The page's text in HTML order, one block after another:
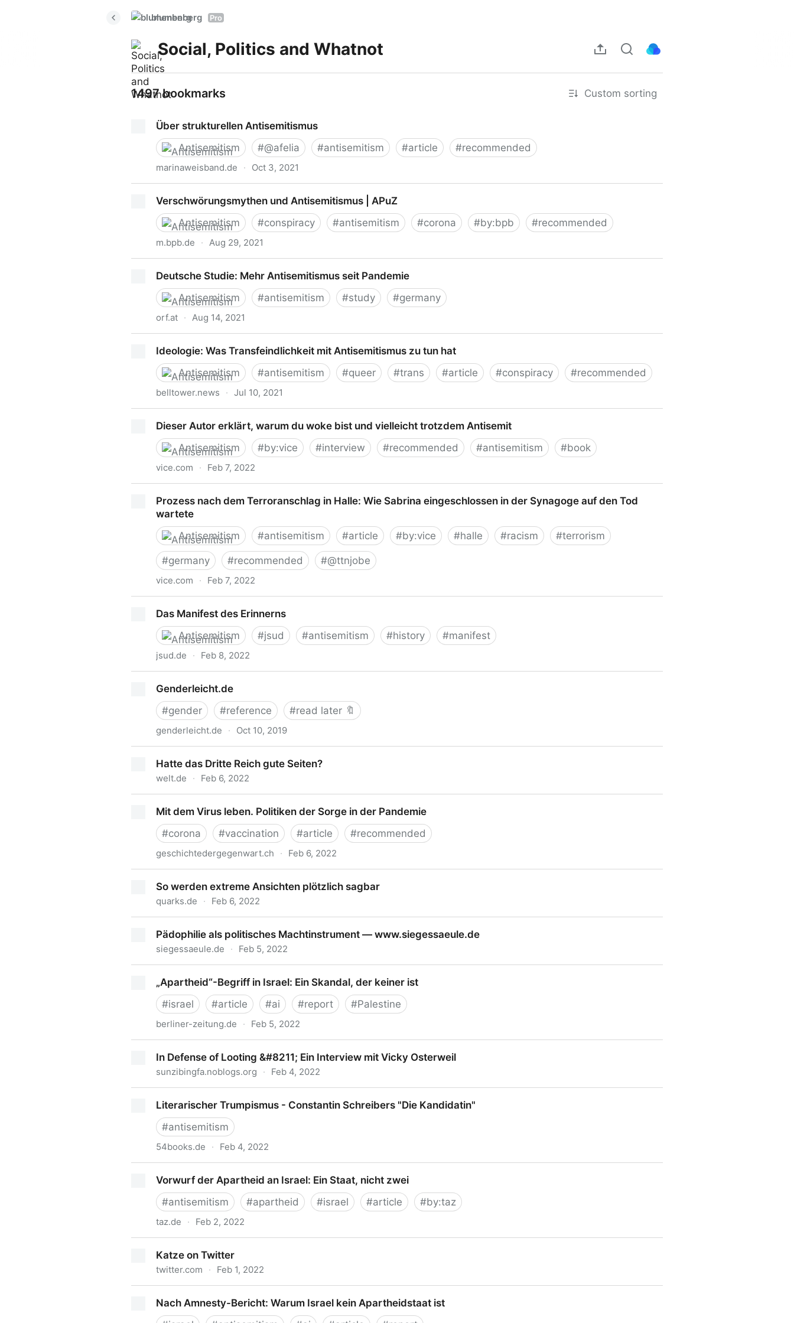
blumenberg Pro
Social, Politics and Whatnot
1497 bookmarks Custom sorting
Über strukturellen Antisemitismus
Antisemitism
#@afelia #antisemitism #article #recommended
marinaweisband.de · Oct 3, 2021
Verschwörungsmythen und Antisemitismus | APuZ
Antisemitism
#conspiracy #antisemitism #corona #by:bpb #recommended
m.bpb.de · Aug 29, 2021
Deutsche Studie: Mehr Antisemitismus seit Pandemie
Antisemitism
#antisemitism #study #germany
orf.at · Aug 14, 2021
Ideologie: Was Transfeindlichkeit mit Antisemitismus zu tun hat
Antisemitism
#antisemitism #queer #trans #article #conspiracy #recommended
belltower.news · Jul 10, 2021
Dieser Autor erklärt, warum du woke bist und vielleicht trotzdem Antisemit
Antisemitism
#by:vice #interview #recommended #antisemitism #book
vice.com · Feb 7, 2022
Prozess nach dem Terroranschlag in Halle: Wie Sabrina eingeschlossen in der Synagoge auf den Tod
wartete
Antisemitism
#antisemitism #article #by:vice #halle #racism #terrorism
#germany #recommended #@ttnjobe
vice.com · Feb 7, 2022
Das Manifest des Erinnerns
Antisemitism
#jsud #antisemitism #history #manifest
jsud.de · Feb 8, 2022
Genderleicht.de
#gender #reference #read later 🔖
genderleicht.de · Oct 10, 2019
Hatte das Dritte Reich gute Seiten?
welt.de · Feb 6, 2022
Mit dem Virus leben. Politiken der Sorge in der Pandemie
#corona #vaccination #article #recommended
geschichtedergegenwart.ch · Feb 6, 2022
So werden extreme Ansichten plötzlich sagbar
quarks.de · Feb 6, 2022
Pädophilie als politisches Machtinstrument — www.siegessaeule.de
siegessaeule.de · Feb 5, 2022
„Apartheid“-Begriff in Israel: Ein Skandal, der keiner ist
#israel #article #ai #report #Palestine
berliner-zeitung.de · Feb 5, 2022
In Defense of Looting &#8211; Ein Interview mit Vicky Osterweil
sunzibingfa.noblogs.org · Feb 4, 2022
Literarischer Trumpismus - Constantin Schreibers "Die Kandidatin"
#antisemitism
54books.de · Feb 4, 2022
Vorwurf der Apartheid an Israel: Ein Staat, nicht zwei
#antisemitism #apartheid #israel #article #by:taz
taz.de · Feb 2, 2022
Katze on Twitter
twitter.com · Feb 1, 2022
Nach Amnesty-Bericht: Warum Israel kein Apartheidstaat ist